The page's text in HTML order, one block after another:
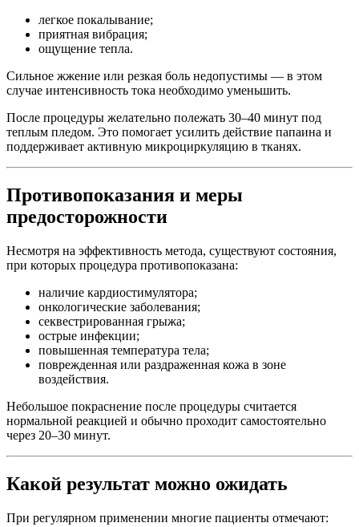
легкое покалывание;
приятная вибрация;
ощущение тепла.
Сильное жжение или резкая боль недопустимы — в этом
случае интенсивность тока необходимо уменьшить.
После процедуры желательно полежать 30–40 минут под
теплым пледом. Это помогает усилить действие папаина и
поддерживает активную микроциркуляцию в тканях.
Противопоказания и меры
предосторожности
Несмотря на эффективность метода, существуют состояния,
при которых процедура противопоказана:
наличие кардиостимулятора;
онкологические заболевания;
секвестрированная грыжа;
острые инфекции;
повышенная температура тела;
поврежденная или раздраженная кожа в зоне
воздействия.
Небольшое покраснение после процедуры считается
нормальной реакцией и обычно проходит самостоятельно
через 20–30 минут.
Какой результат можно ожидать
При регулярном применении многие пациенты отмечают: